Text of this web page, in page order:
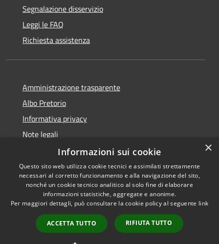
Segnalazione disservizio
Leggi le FAQ
Richiesta assistenza
Amministrazione trasparente
Albo Pretorio
Informativa privacy
Note legali
Dichiarazione di accessibilità
RSS
Accessibilità
Copyright © 2026 • Comune di
Municipium•
Accesso
redazione
×
Informazioni sui cookie
Questo sito web utilizza cookie tecnici e assimilati strettamente
necessari al corretto funzionamento e alla navigazione del sito,
nonché un cookie tecnico analitico al solo fine di elaborare
informazioni statistiche, aggregate e anonime.
Per maggiori dettagli, può consultare la cookie policy al seguente link
ACCETTA TUTTO RIFIUTA TUTTO